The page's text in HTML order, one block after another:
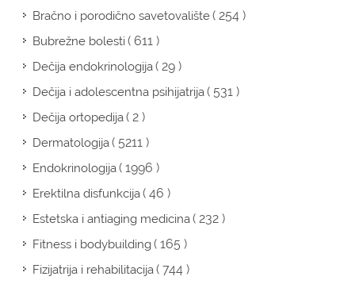
Bračno i porodično savetovalište( 254 )
Bubrežne bolesti( 611 )
Dečija endokrinologija( 29 )
Dečija i adolescentna psihijatrija( 531 )
Dečija ortopedija( 2 )
Dermatologija( 5211 )
Endokrinologija( 1996 )
Erektilna disfunkcija( 46 )
Estetska i antiaging medicina( 232 )
Fitness i bodybuilding( 165 )
Fizijatrija i rehabilitacija( 744 )